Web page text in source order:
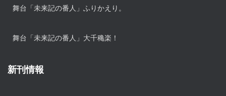
舞台「未来記の番人」ふりかえり。
舞台「未来記の番人」大千穐楽！
新刊情報